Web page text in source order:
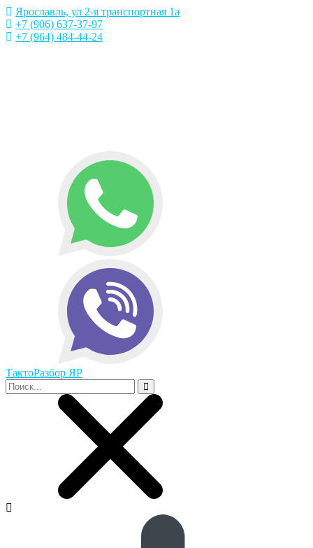
Ярославль, ул 2-я транспортная 1а
+7 (906) 637-37-97
+7 (964) 484-44-24
ТактоРазбор ЯР